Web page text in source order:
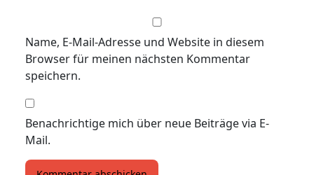
Name, E-Mail-Adresse und Website in diesem
Browser für meinen nächsten Kommentar
speichern.
Benachrichtige mich über neue Beiträge via E-
Mail.